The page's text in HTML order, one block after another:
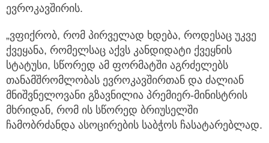
ევროკავშირის.
„ვფიქრობ, რომ პირველად ხდება, როდესაც უკვე
ქვეყანა, რომელსაც აქვს კანდიდატი ქვეყნის
სტატუსი, სწორედ ამ ფორმატში აგრძელებს
თანამშრომლობას ევროკავშირთან და ძალიან
მნიშვნელოვანი გზავნილია პრემიერ-მინისტრის
მხრიდან, რომ ის სწორედ ბრიუსელში
ჩამობრძანდა ასოცირების საბჭოს ჩასატარებლად.